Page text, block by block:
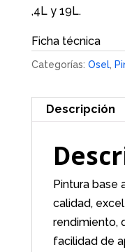
,4L y 19L.
Ficha técnica
Categorías: Osel,
Descripción
Pintura base
calidad,
rendimiento,
facilidad de